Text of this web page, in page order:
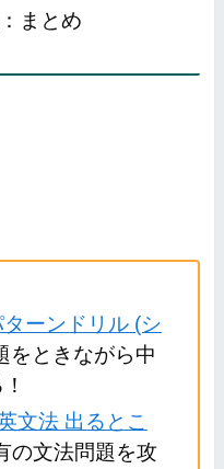
まとめ
ーンドリル (シ
をときながら中
文法 出るとこ
の文法問題を攻